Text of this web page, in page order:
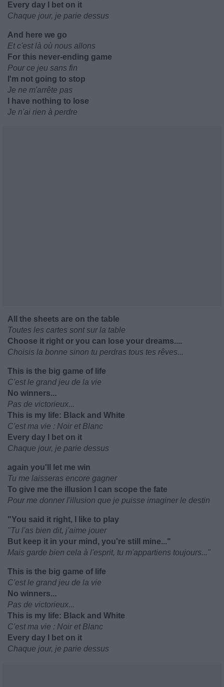
Every day I bet on it
Chaque jour, je parie dessus
And here we go
Et c'est là où nous allons
For this never-ending game
Pour ce jeu sans fin
I'm not going to stop
Je ne m'arrête pas
I have nothing to lose
Je n'ai rien à perdre
All the sheets are on the table
Toutes les cartes sont sur la table
Choose it right or you can lose your dreams....
Choisis la bonne sinon tu perdras tous tes rêves...
This is the big game of life
C'est le grand jeu de la vie
No winners...
Pas de victorieux...
This is my life: Black and White
C'est ma vie : Noir et Blanc
Every day I bet on it
Chaque jour, je parie dessus
again you'll let me win
Tu me laisseras encore gagner
To give me the illusion I can scope the fate
Pour me donner l'illusion que je puisse imaginer le destin
"You said it right, I like to play
"Tu l'as bien dit, j'aime jouer
But keep it in your mind, you're still mine..."
Mais garde bien cela à l'esprit, tu m'appartiens toujours..."
This is the big game of life
C'est le grand jeu de la vie
No winners...
Pas de victorieux...
This is my life: Black and White
C'est ma vie : Noir et Blanc
Every day I bet on it
Chaque jour, je parie dessus